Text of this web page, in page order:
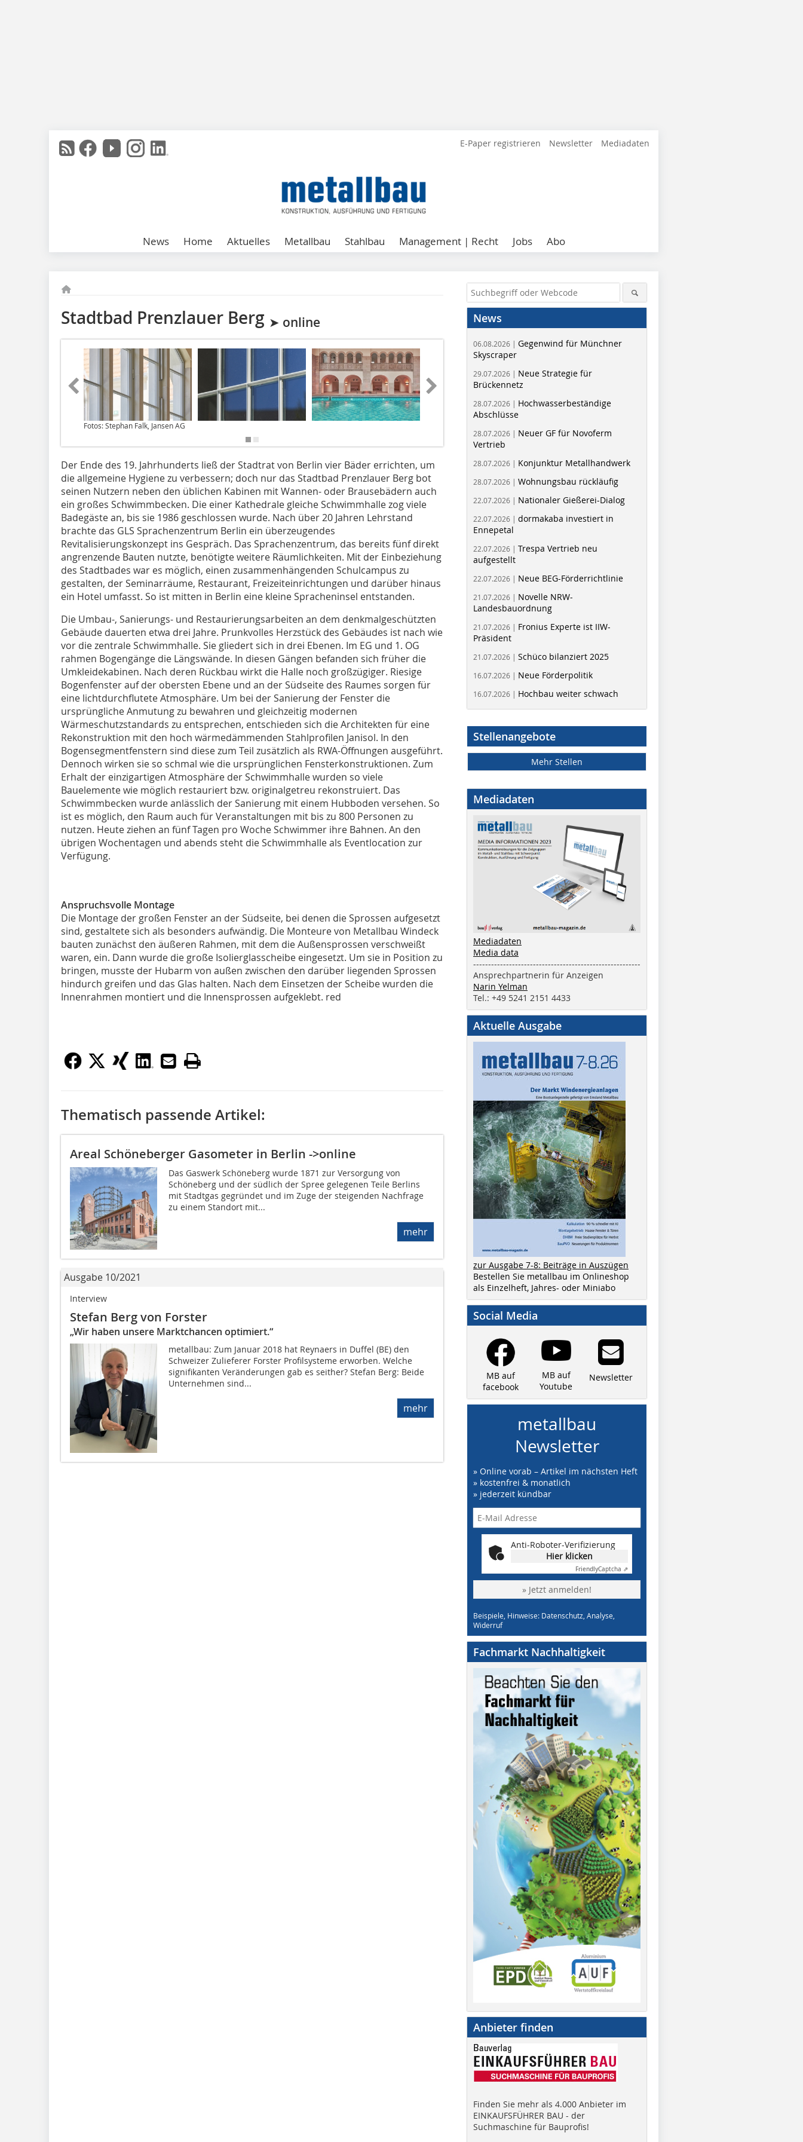
E-Paper registrieren Newsletter Mediadaten
News Home Aktuelles Metallbau Stahlbau Management | Recht Jobs Abo
Stadtbad Prenzlauer Berg ➤ online
Fotos: Stephan Falk, Jansen AG
Der Ende des 19. Jahrhunderts ließ der Stadtrat von Berlin vier Bäder errichten, um
die allgemeine Hygiene zu verbessern; doch nur das Stadtbad Prenzlauer Berg bot
seinen Nutzern neben den üblichen Kabinen mit Wannen- oder Brausebädern auch
ein großes Schwimmbecken. Die einer Kathedrale gleiche Schwimmhalle zog viele
Badegäste an, bis sie 1986 geschlossen wurde. Nach über 20 Jahren Lehrstand
brachte das GLS Sprachenzentrum Berlin ein überzeugendes
Revitalisierungskonzept ins Gespräch. Das Sprachenzentrum, das bereits fünf direkt
angrenzende Bauten nutzte, benötigte weitere Räumlichkeiten. Mit der Einbeziehung
des Stadtbades war es möglich, einen zusammenhängenden Schulcampus zu
gestalten, der Seminarräume, Restaurant, Freizeiteinrichtungen und darüber hinaus
ein Hotel umfasst. So ist mitten in Berlin eine kleine Spracheninsel entstanden.
Die Umbau-, Sanierungs- und Restaurierungsarbeiten an dem denkmalgeschützten
Gebäude dauerten etwa drei Jahre. Prunkvolles Herzstück des Gebäudes ist nach wie
vor die zentrale Schwimmhalle. Sie gliedert sich in drei Ebenen. Im EG und 1. OG
rahmen Bogengänge die Längswände. In diesen Gängen befanden sich früher die
Umkleidekabinen. Nach deren Rückbau wirkt die Halle noch großzügiger. Riesige
Bogenfenster auf der obersten Ebene und an der Südseite des Raumes sorgen für
eine lichtdurchflutete Atmosphäre. Um bei der Sanierung der Fenster die
ursprüngliche Anmutung zu bewahren und gleichzeitig modernen
Wärmeschutzstandards zu entsprechen, entschieden sich die Architekten für eine
Rekonstruktion mit den hoch wärmedämmenden Stahlprofilen Janisol. In den
Bogensegmentfenstern sind diese zum Teil zusätzlich als RWA-Öffnungen ausgeführt.
Dennoch wirken sie so schmal wie die ursprünglichen Fensterkonstruktionen. Zum
Erhalt der einzigartigen Atmosphäre der Schwimmhalle wurden so viele
Bauelemente wie möglich restauriert bzw. originalgetreu rekonstruiert. Das
Schwimmbecken wurde anlässlich der Sanierung mit einem Hubboden versehen. So
ist es möglich, den Raum auch für Veranstaltungen mit bis zu 800 Personen zu
nutzen. Heute ziehen an fünf Tagen pro Woche Schwimmer ihre Bahnen. An den
übrigen Wochentagen und abends steht die Schwimmhalle als Eventlocation zur
Verfügung.
Anspruchsvolle Montage
Die Montage der großen Fenster an der Südseite, bei denen die Sprossen aufgesetzt
sind, gestaltete sich als besonders aufwändig. Die Monteure von Metallbau Windeck
bauten zunächst den äußeren Rahmen, mit dem die Außensprossen verschweißt
waren, ein. Dann wurde die große Isolierglasscheibe eingesetzt. Um sie in Position zu
bringen, musste der Hubarm von außen zwischen den darüber liegenden Sprossen
hindurch greifen und das Glas halten. Nach dem Einsetzen der Scheibe wurden die
Innenrahmen montiert und die Innensprossen aufgeklebt. red
Thematisch passende Artikel:
Areal Schöneberger Gasometer in Berlin ->online
Das Gaswerk Schöneberg wurde 1871 zur Versorgung von
Schöneberg und der südlich der Spree gelegenen Teile Berlins
mit Stadtgas gegründet und im Zuge der steigenden Nachfrage
zu einem Standort mit...
mehr
Ausgabe 10/2021
Interview
Stefan Berg von Forster
„Wir haben unsere Marktchancen optimiert.“
metallbau: Zum Januar 2018 hat Reynaers in Duffel (BE) den
Schweizer Zulieferer Forster Profilsysteme erworben. Welche
signifikanten Veränderungen gab es seither? Stefan Berg: Beide
Unternehmen sind...
mehr
News
06.08.2026 | Gegenwind für Münchner
Skyscraper
29.07.2026 | Neue Strategie für
Brückennetz
28.07.2026 | Hochwasserbeständige
Abschlüsse
28.07.2026 | Neuer GF für Novoferm
Vertrieb
28.07.2026 | Konjunktur Metallhandwerk
28.07.2026 | Wohnungsbau rückläufig
22.07.2026 | Nationaler Gießerei-Dialog
22.07.2026 | dormakaba investiert in
Ennepetal
22.07.2026 | Trespa Vertrieb neu
aufgestellt
22.07.2026 | Neue BEG-Förderrichtlinie
21.07.2026 | Novelle NRW-
Landesbauordnung
21.07.2026 | Fronius Experte ist IIW-
Präsident
21.07.2026 | Schüco bilanziert 2025
16.07.2026 | Neue Förderpolitik
16.07.2026 | Hochbau weiter schwach
Stellenangebote
Mehr Stellen
Mediadaten
Mediadaten
Media data
--------------------------------------------------------
Ansprechpartnerin für Anzeigen
Narin Yelman
Tel.: +49 5241 2151 4433
Aktuelle Ausgabe
zur Ausgabe 7-8: Beiträge in Auszügen
Bestellen Sie metallbau im Onlineshop
als Einzelheft, Jahres- oder Miniabo
Social Media
MB auf
facebook
MB auf
Youtube
Newsletter
metallbau
Newsletter
» Online vorab – Artikel im nächsten Heft
» kostenfrei & monatlich
» jederzeit kündbar
Anti-Roboter-Verifizierung
Hier klicken
FriendlyCaptcha ⇗
» Jetzt anmelden!
Beispiele, Hinweise: Datenschutz, Analyse,
Widerruf
Fachmarkt Nachhaltigkeit
Anbieter finden
Finden Sie mehr als 4.000 Anbieter im
EINKAUFSFÜHRER BAU - der
Suchmaschine für Bauprofis!